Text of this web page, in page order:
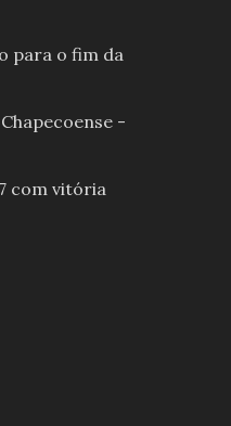
para o fim da
-
com vitória